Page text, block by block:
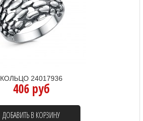
КОЛЬЦО 24017936
406 руб
ДОБАВИТЬ В КОРЗИНУ